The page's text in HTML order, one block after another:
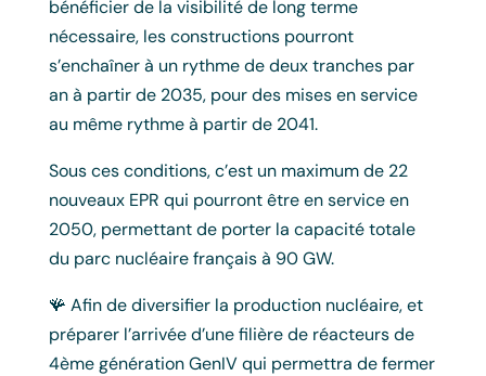
bénéficier de la visibilité de long terme
nécessaire, les constructions pourront
s’enchaîner à un rythme de deux tranches par
an à partir de 2035, pour des mises en service
au même rythme à partir de 2041.
Sous ces conditions, c’est un maximum de 22
nouveaux EPR qui pourront être en service en
2050, permettant de porter la capacité totale
du parc nucléaire français à 90 GW.
🪸 Afin de diversifier la production nucléaire, et
préparer l’arrivée d’une filière de réacteurs de
4ème génération GenIV qui permettra de fermer